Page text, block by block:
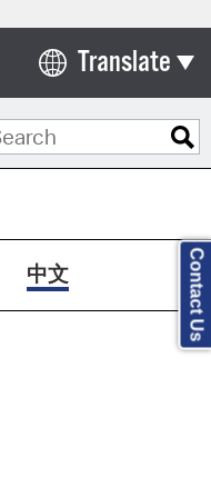
Translate
Select Language
中文 Contact Us